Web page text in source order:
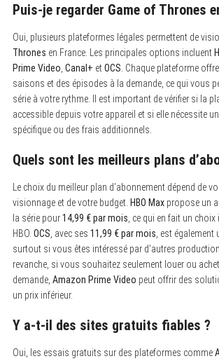
Puis-je regarder Game of Thrones
Oui, plusieurs plateformes légales permettent de
Thrones en France. Les principales options incluent
Prime Video Canal+ etOCS . Chaque plateforme
saisons et des épisodes à la demande, ce qui vous
série à votre rythme. Il est important de vérifier si la
accessible depuis votre appareil et si elle nécessite
spécifique ou des frais additionnels.
Quels sont les meilleurs plans
Le choix du meilleur plan d’abonnement dépend de
visionnage et de votre budget. HBO Maxpropose un
la série pour14,99 € par mois , ce qui en fait un
HBO. OCS , avec ses 11,99 € par mois , est
surtout si vous êtes intéressé par d’autres
revanche, si vous souhaitez seulement louer ou
demande, Amazon Prime Video peut offrir des
un prix inférieur.
Y a-t-il des sites gratuits fiables ?
Oui, les essais gratuits sur des plateformes comme